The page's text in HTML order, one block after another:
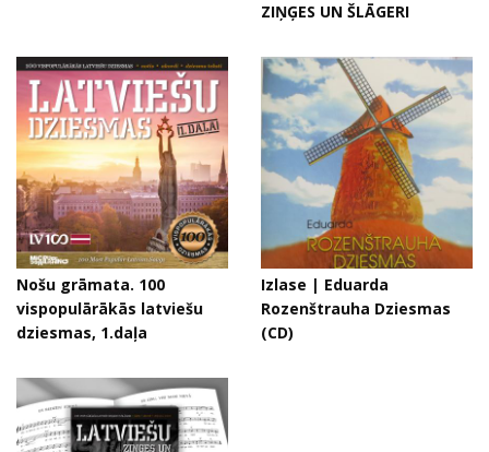
ZIŅĢES UN ŠLĀGERI
Nošu grāmata. 100
vispopulārākās latviešu
dziesmas, 1.daļa
Izlase | Eduarda
Rozenštrauha Dziesmas
(CD)